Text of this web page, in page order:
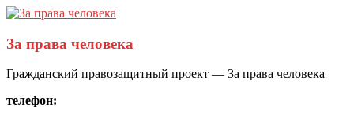
За права человека
Гражданский правозащитный проект — За права человека
телефон: